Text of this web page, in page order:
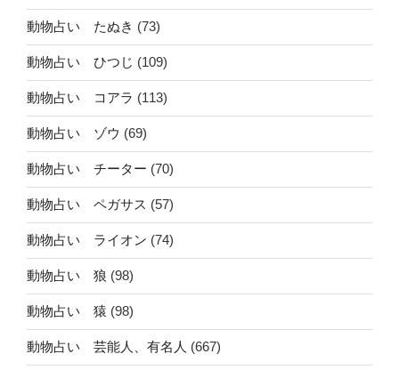
動物占い たぬき (73)
動物占い ひつじ (109)
動物占い コアラ (113)
動物占い ゾウ (69)
動物占い チーター (70)
動物占い ペガサス (57)
動物占い ライオン (74)
動物占い 狼 (98)
動物占い 猿 (98)
動物占い 芸能人、有名人 (667)